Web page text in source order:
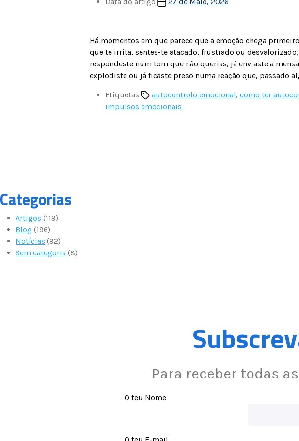
Há momentos em que parece que a emoção chega
que te irrita, sentes-te atacado, frustrado ou
respondeste num tom que não querias, já enviaste a
explodiste ou já ficaste preso numa reação que, passado
Etiquetas autocontrolo emocional,como ter
impulsos emocionais
Categorias
Artigos (119)
Blog (196)
Notícias (92)
Sem categoria (8)
Para receber todas
O teu Nome
O teu E-mail